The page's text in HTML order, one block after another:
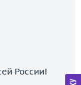
России!